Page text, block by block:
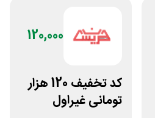
120,000
کد تخفیف 120 هزار
تومانی غیراول